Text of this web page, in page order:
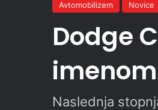
Avtomobilizem Novice
Dodge
Naslednja